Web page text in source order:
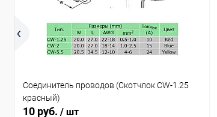
Соединитель проводов (Скотчлок CW-1.25
красный)
10 руб. / шт